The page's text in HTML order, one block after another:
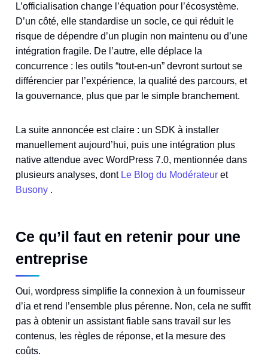
L’officialisation change l’équation pour l’écosystème.
D’un côté, elle standardise un socle, ce qui réduit le
risque de dépendre d’un plugin non maintenu ou d’une
intégration fragile. De l’autre, elle déplace la
concurrence : les outils “tout-en-un” devront surtout se
différencier par l’expérience, la qualité des parcours, et
la gouvernance, plus que par le simple branchement.
La suite annoncée est claire : un SDK à installer
manuellement aujourd’hui, puis une intégration plus
native attendue avec WordPress 7.0, mentionnée dans
plusieurs analyses, dont Le Blog du Modérateur et
Busony .
Ce qu’il faut en retenir pour une
entreprise
Oui, wordpress simplifie la connexion à un fournisseur
d’ia et rend l’ensemble plus pérenne. Non, cela ne suffit
pas à obtenir un assistant fiable sans travail sur les
contenus, les règles de réponse, et la mesure des
coûts.